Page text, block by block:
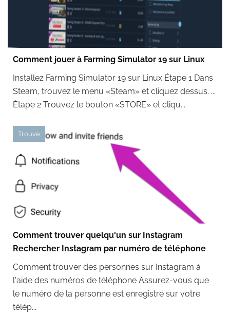
Comment jouer à Farming Simulator 19 sur Linux
Installez Farming Simulator 19 sur Linux Étape 1 Dans
Steam, trouvez le menu «Steam» et cliquez dessus. ...
Étape 2 Trouvez le bouton «STORE» et cliqu...
Trouve
Comment trouver quelqu'un sur Instagram
Rechercher Instagram par numéro de téléphone
Comment trouver des personnes sur Instagram à
l'aide des numéros de téléphone Assurez-vous que
le numéro de la personne est enregistré sur votre
télép...